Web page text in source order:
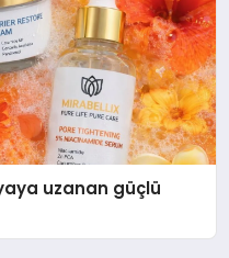
uzanan güçlü